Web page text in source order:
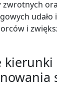
udało
i